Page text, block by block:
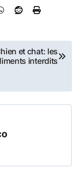
et chat: les
interdits